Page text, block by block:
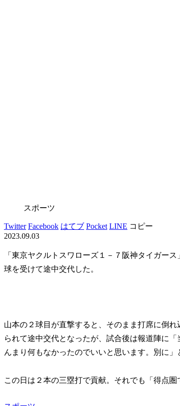
スポーツ
Twitter Facebook はてブ Pocket LINE コピー
2023.09.03
「東京ヤクルトスワローズ１－７阪神タイガー
球を受けて途中交代した。
山本の２球目が直撃すると、そのまま打席に倒
られて途中交代となったが、試合後は報道陣に
んまり何もなかったのでいいと思います。別に」
この日は２本の三塁打で貢献。それでも「得点